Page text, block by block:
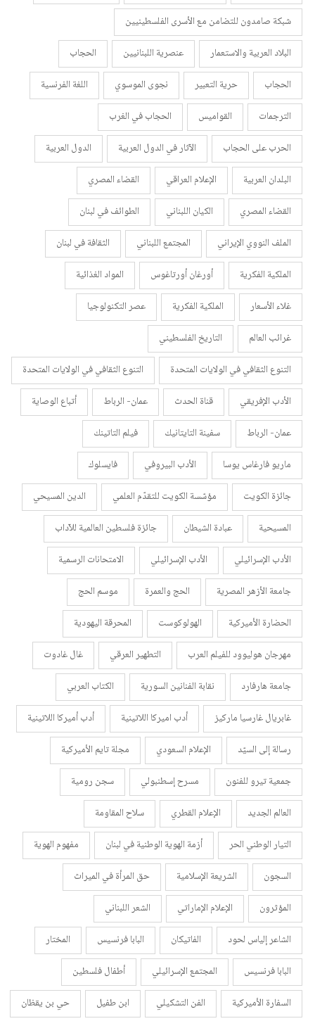
شبكة صامدون للتضامن مع الأسرى الفلسطينيين
البلاد العربية والاستعمار
عنصرية اللبنانيين
الحجاب
الحجاب
حرية التعبير نجوى الموسوي
اللغة الفرنسية
الترجمات
القواميس
الحجاب في الغرب
الحرب على الحجاب
الآثار في الدول العربية
الدول العربية
البلدان العربية
الإعلام العراقي
القضاء المصري
القضاء المصري
الكيان اللبناني
الطوائف في لبنان
الملف النووي الإيراني
المجتمع اللبناني
الثقافة في لبنان
الملكية الفكرية
أورغان أورتاغوس
المواد الغذائية
غلاء الأسعار
الملكية الفكرية
عصر التكنولوجيا
غرائب العالم
التاريخ الفلسطيني
التنوع الثقافي في الولايات المتحدة
التنوع الثقافي في الولايات المتحدة
الأدب الإفريقي
قناة الحدث عمان- الرباط
أتباع الوصاية
عمان- الرباط
سفينة التايتانيك
فيلم التاتينك
ماريو فارغاس يوسا
الأدب البيروفي
فايسلوك
جائزة الكويت
مؤسّسة الكويت للتقدّم العلمي
الدين المسيحي
المسيحية
عبادة الشيطان
جائزة فلسطين العالمية للآداب
الأدب الإسرائيلي
الأدب الإسرائيلي
الامتحانات الرسمية
جامعة الأزهر المصرية
الحج والعمرة
موسم الحج
الحضارة الأميركية
الهولوكوست
المحرقة اليهودية
مهرجان هوليوود للفيلم العرب
التطهير العرقي
غال غادوت
جامعة هارفارد
نقابة الفنانين السورية
الكتاب العربي
غابريال غارسيا ماركيز
أدب اميركا اللاتينية
أدب أميركا اللاتينية
رسالة إلى السيّد
الإعلام السعودي
مجلة تايم الأميركية
جمعية تيرو للفنون
مسرح إسطنبولي
سجن رومية
العالم الجديد
الإعلام القطري
سلاح المقاومة
التيار الوطني الحر
أزمة الهوية الوطنية في لبنان
مفهوم الهوية
السجون
الشريعة الإسلامية
حق المرأة في الميراث
المؤثرون
الإعلام الإماراتي
الشعر اللبناني
الشاعر إلياس لحود
الفاتيكان البابا فرنسيس
المختار
البابا فرنسيس
المجتمع الإسرائيلي
أطفال فلسطين
السفارة الأميركية
الفن التشكيلي ابن طفيل حي بن يقظان